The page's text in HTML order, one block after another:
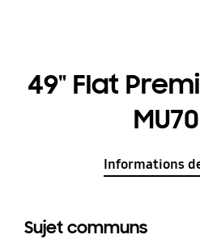
49" Flat
Informations
Sujet communs